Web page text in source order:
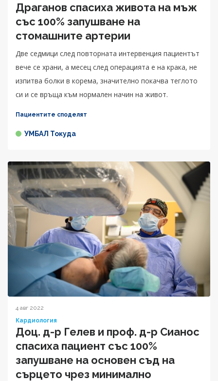
Драганов спасиха живота на мъж
със 100% запушване на
стомашните артерии
Две седмици след повторната интервенция пациентът
вече се храни, а месец след операцията е на крака, не
изпитва болки в корема, значително покачва теглото
си и се връща към нормален начин на живот.
Пациентите споделят
УМБАЛ Токуда
4 авг 2022
Кардиология
Доц. д-р Гелев и проф. д-р Сианос
спасиха пациент със 100%
запушване на основен съд на
сърцето чрез минимално